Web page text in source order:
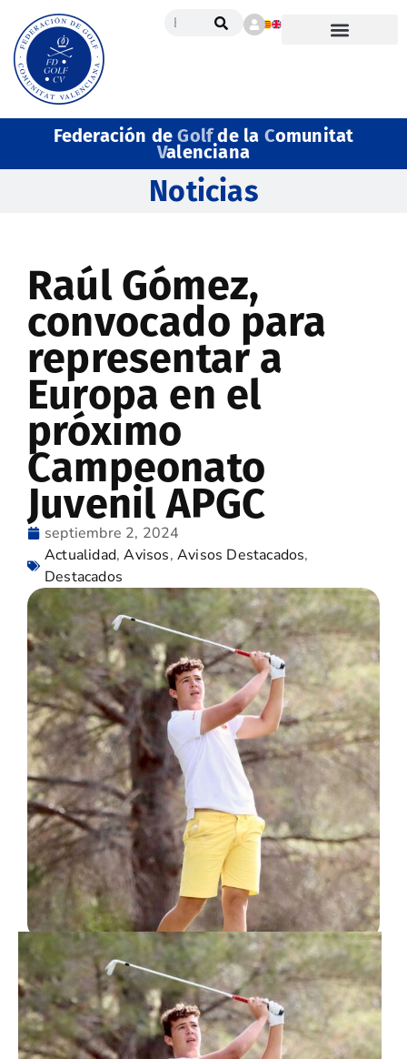
Federación deGolfde la Comunitat
Valenciana
Noticias
Raúl Gómez,
convocado para
representar a
Europa en el
próximo
Campeonato
Juvenil APGC
septiembre 2, 2024
Actualidad,Avisos,Avisos Destacados,
Destacados